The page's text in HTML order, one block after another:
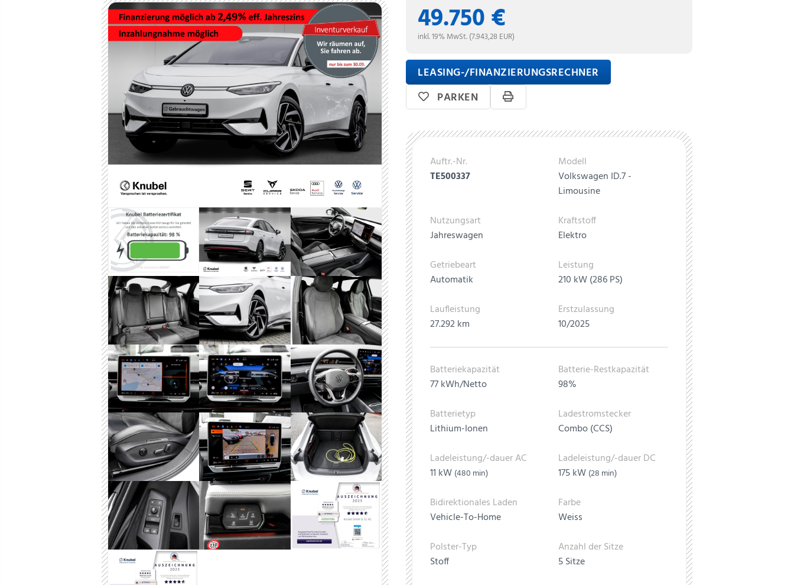
49.750 €
inkl. 19% MwSt. (7.943,28 EUR)
LEASING-/FINANZIERUNGSRECHNER
PARKEN
Auftr.-Nr.
TE500337
Modell
Volkswagen ID.7 -
Limousine
Nutzungsart
Jahreswagen
Kraftstoff
Elektro
Getriebeart
Automatik
Leistung
210 kW (286 PS)
Laufleistung
27.292 km
Erstzulassung
10/2025
Batteriekapazität
77 kWh/Netto
Batterie-Restkapazität
98%
Batterietyp
Lithium-Ionen
Ladestromstecker
Combo (CCS)
Ladeleistung/-dauer AC
11 kW (480 min)
Ladeleistung/-dauer DC
175 kW (28 min)
Bidirektionales Laden
Vehicle-To-Home
Farbe
Weiss
Polster-Typ
Stoff
Anzahl der Sitze
5 Sitze